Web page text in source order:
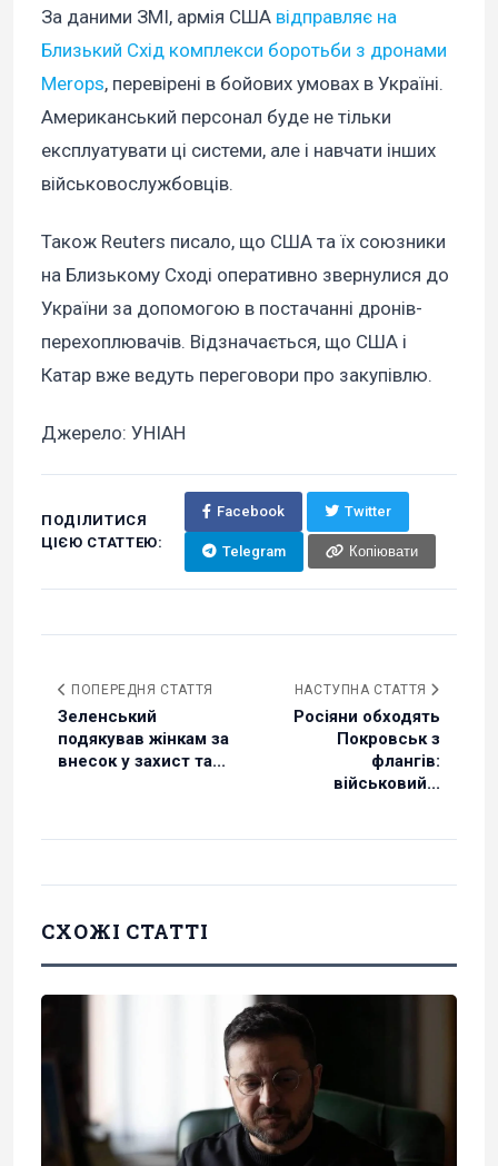
За даними ЗМІ, армія США відправляє на
Близький Схід комплекси боротьби з дронами
Merops, перевірені в бойових умовах в Україні.
Американський персонал буде не тільки
експлуатувати ці системи, але і навчати інших
військовослужбовців.
Також Reuters писало, що США та їх союзники
на Близькому Сході оперативно звернулися до
України за допомогою в постачанні дронів-
перехоплювачів. Відзначається, що США і
Катар вже ведуть переговори про закупівлю.
Джерело: УНІАН
ПОДІЛИТИСЯ
ЦІЄЮ СТАТТЕЮ:
Facebook Twitter
Telegram Копіювати
ПОПЕРЕДНЯ СТАТТЯ
Зеленський
подякував жінкам за
внесок у захист та...
НАСТУПНА СТАТТЯ
Росіяни обходять
Покровськ з
флангів:
військовий...
СХОЖІ СТАТТІ